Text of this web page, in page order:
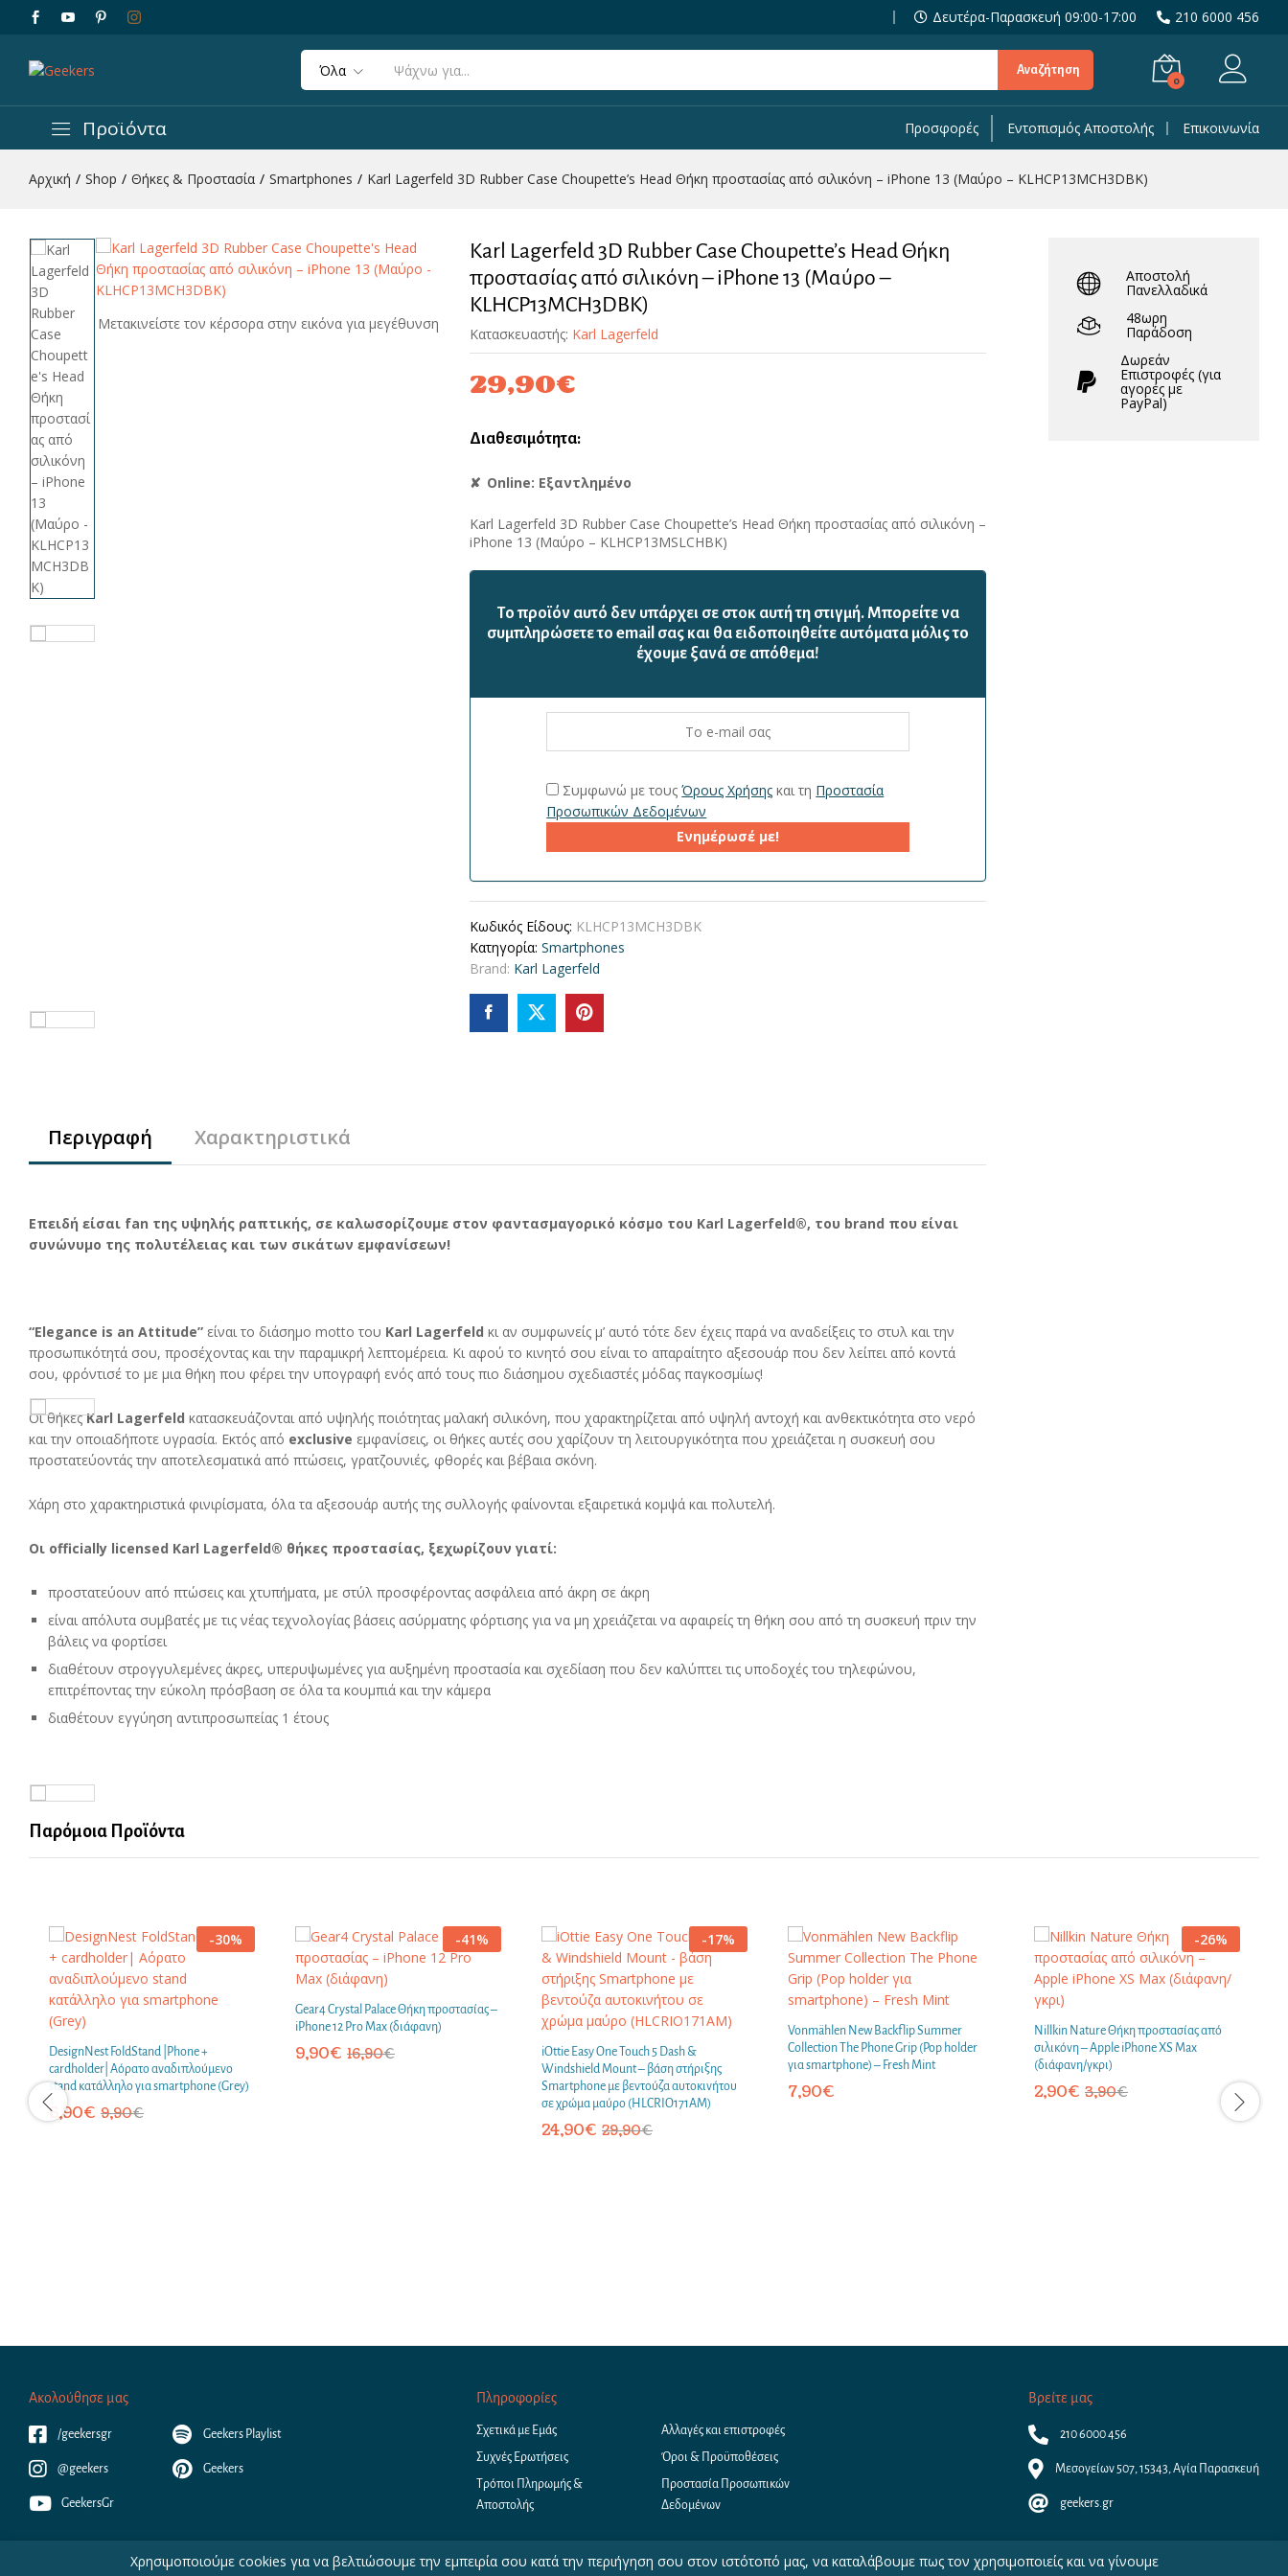
Δευτέρα-Παρασκευή 09:00-17:00 210 6000 456
Όλα Αναζήτηση
0
Προϊόντα Προσφορές Εντοπισμός Αποστολής Επικοινωνία
Αρχική / Shop / Θήκες & Προστασία / Smartphones / Karl Lagerfeld 3D Rubber Case Choupette’s Head Θήκη προστασίας από σιλικόνη – iPhone 13 (Μαύρο – KLHCP13MCH3DBK)
Μετακινείστε τον κέρσορα στην εικόνα για μεγέθυνση
Karl Lagerfeld 3D Rubber Case Choupette’s Head Θήκη
προστασίας από σιλικόνη – iPhone 13 (Μαύρο –
KLHCP13MCH3DBK)
Κατασκευαστής: Karl Lagerfeld
29,90€
Διαθεσιμότητα:
Online: Εξαντλημένο
Karl Lagerfeld 3D Rubber Case Choupette’s Head Θήκη προστασίας από σιλικόνη –
iPhone 13 (Μαύρο – KLHCP13MSLCHBK)
Το προϊόν αυτό δεν υπάρχει σε στοκ αυτή τη στιγμή. Mπορείτε να
συμπληρώσετε το email σας και θα ειδοποιηθείτε αυτόματα μόλις το
έχουμε ξανά σε απόθεμα!
Συμφωνώ με τουςΌρους Χρήσης και τη Προστασία
Προσωπικών Δεδομένων
Ενημέρωσέ με!
Κωδικός Είδους: KLHCP13MCH3DBK
Κατηγορία: Smartphones
Brand: Karl Lagerfeld
Περιγραφή Χαρακτηριστικά
Επειδή είσαι fan της υψηλής ραπτικής, σε καλωσορίζουμε στον φαντασμαγορικό κόσμο του Karl Lagerfeld®, του brand που είναι
συνώνυμο της πολυτέλειας και των σικάτων εμφανίσεων!
“Elegance is an Attitude” είναι το διάσημο motto του Karl Lagerfeld κι αν συμφωνείς μ’ αυτό τότε δεν έχεις παρά να αναδείξεις το στυλ και την
προσωπικότητά σου, προσέχοντας και την παραμικρή λεπτομέρεια. Κι αφού το κινητό σου είναι το απαραίτητο αξεσουάρ που δεν λείπει από κοντά
σου, φρόντισέ το με μια θήκη που φέρει την υπογραφή ενός από τους πιο διάσημου σχεδιαστές μόδας παγκοσμίως!
Οι θήκεςKarl Lagerfeld κατασκευάζονται από υψηλής ποιότητας μαλακή σιλικόνη, που χαρακτηρίζεται από υψηλή αντοχή και ανθεκτικότητα στο νερό
και την οποιαδήποτε υγρασία. Εκτός από exclusive εμφανίσεις, οι θήκες αυτές σου χαρίζουν τη λειτουργικότητα που χρειάζεται η συσκευή σου
προστατεύοντάς την αποτελεσματικά από πτώσεις, γρατζουνιές, φθορές και βέβαια σκόνη.
Χάρη στο χαρακτηριστικά φινιρίσματα, όλα τα αξεσουάρ αυτής της συλλογής φαίνονται εξαιρετικά κομψά και πολυτελή.
Οι officially licensed Karl Lagerfeld® θήκες προστασίας, ξεχωρίζουν γιατί:
προστατεύουν από πτώσεις και χτυπήματα, με στύλ προσφέροντας ασφάλεια από άκρη σε άκρη
είναι απόλυτα συμβατές με τις νέας τεχνολογίας βάσεις ασύρματης φόρτισης για να μη χρειάζεται να αφαιρείς τη θήκη σου από τη συσκευή πριν την
βάλεις να φορτίσει
διαθέτουν στρογγυλεμένες άκρες, υπερυψωμένες για αυξημένη προστασία και σχεδίαση που δεν καλύπτει τις υποδοχές του τηλεφώνου,
επιτρέποντας την εύκολη πρόσβαση σε όλα τα κουμπιά και την κάμερα
διαθέτουν εγγύηση αντιπροσωπείας 1 έτους
Αποστολή
Πανελλαδικά
48ωρη
Παράδοση
Δωρεάν
Eπιστροφές (για
αγορές με
PayPal)
Παρόμοια Προϊόντα
-30%
DesignNest FoldStand |Phone +
cardholder| Αόρατο αναδιπλούμενο
stand κατάλληλο για smartphone (Grey)
6,90€ 9,90€
-41%
Gear4 Crystal Palace Θήκη προστασίας –
iPhone 12 Pro Max (διάφανη)
9,90€ 16,90€
-17%
iOttie Easy One Touch 5 Dash &
Windshield Mount – βάση στήριξης
Smartphone με βεντούζα αυτοκινήτου
σε χρώμα μαύρο (HLCRIO171AM)
24,90€ 29,90€
Vonmählen New Backflip Summer
Collection The Phone Grip (Pop holder
για smartphone) – Fresh Mint
7,90€
-26%
Nillkin Nature Θήκη προστασίας από
σιλικόνη – Apple iPhone XS Max
(διάφανη/γκρι)
2,90€ 3,90€
Ακολούθησε μας
/geekersgr
@geekers
GeekersGr
Geekers Playlist
Geekers
Πληροφορίες
Σχετικά με Εμάς
Συχνές Ερωτήσεις
Τρόποι Πληρωμής &
Αποστολής
Αλλαγές και επιστροφές
Όροι & Προϋποθέσεις
Προστασία Προσωπικών
Δεδομένων
Βρείτε μας
210 6000 456
Μεσογείων 507, 15343, Αγία Παρασκευή
geekers.gr
Karl Lagerfeld 3D Rubber Case Choupette's Head Θήκη προστασίας από σιλικόνη – iPhone 13 (Μαύρο - KLHCP13MCH3DBK)
Περιγραφή Χαρακτηριστικά
29,90€
Χρησιμοποιούμε cookies για να βελτιώσουμε την εμπειρία σου κατά την περιήγηση σου στον ιστότοπό μας, να καταλάβουμε πως τον χρησιμοποιείς και να γίνουμε